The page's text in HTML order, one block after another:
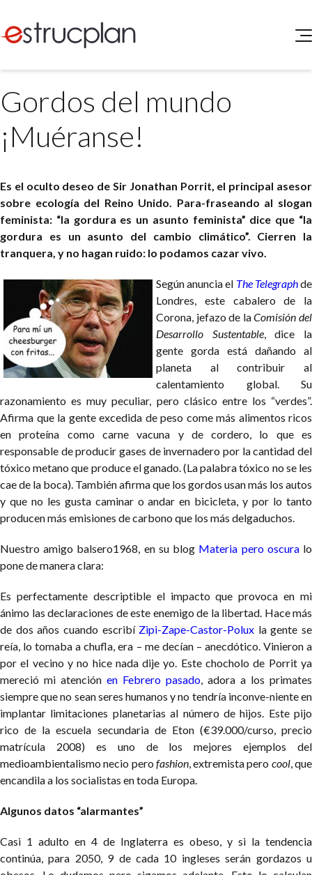
SERVICIOS
Medio Ambiente
INGRESAR
Buscador de Legislación
Matriz Premium
Matriz Profesional
Gordos del mundo
¡Muéranse!
Es el oculto deseo de Sir Jonathan Porrit, el principal asesor
sobre ecología del Reino Unido. Para-fraseando al slogan
feminista: “la gordura es un asunto feminista” dice que “la
gordura es un asunto del cambio climático”. Cierren la
tranquera, y no hagan ruido: lo podamos cazar vivo.
Según anuncia el The Telegraphde
Londres, este cabalero de la
Corona, jefazo de laComisión del
Desarrollo Sustentable, dice la
gente gorda está dañando al
planeta al contribuir al
calentamiento global. Su
razonamiento es muy peculiar, pero clásico entre los “verdes”.
Afirma que la gente excedida de peso come más alimentos ricos
en proteína como carne vacuna y de cordero, lo que es
responsable de producir gases de invernadero por la cantidad del
tóxico metano que produce el ganado. (La palabra tóxico no se les
cae de la boca). También afirma que los gordos usan más los autos
y que no les gusta caminar o andar en bicicleta, y por lo tanto
producen más emisiones de carbono que los más delgaduchos.
Nuestro amigo balsero1968, en su blog Materia pero oscuralo
pone de manera clara:
Es perfectamente descriptible el impacto que provoca en mi
ánimo las declaraciones de este enemigo de la libertad. Hace más
de dos años cuando escribí Zipi-Zape-Castor-Polux la gente se
reía, lo tomaba a chufla, era – me decían – anecdótico. Vinieron a
por el vecino y no hice nada dije yo. Este chocholo de Porrit ya
mereció mi atención en Febrero pasado, adora a los primates
siempre que no sean seres humanos y no tendría inconve-niente en
implantar limitaciones planetarias al número de hijos. Este pijo
rico de la escuela secundaria de Eton (€39.000/curso, precio
matrícula 2008) es uno de los mejores ejemplos del
medioambientalismo necio pero fashion, extremista pero cool, que
encandila a los socialistas en toda Europa.
Algunos datos “alarmantes”
Casi 1 adulto en 4 de Inglaterra es obeso, y si la tendencia
continúa, para 2050, 9 de cada 10 ingleses serán gordazos u